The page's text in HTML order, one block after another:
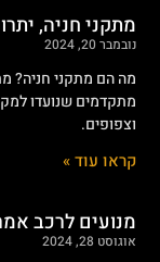
מתקני חניה,
נובמבר 20, 2024
מה הם מתקני חניה?
מתקדמים שנועדו
וצפופים.
קראו עוד »
מנועים לרכב
אוגוסט 28, 2024